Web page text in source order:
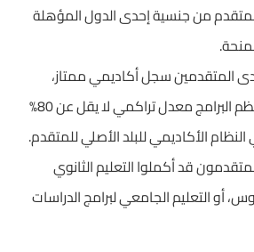
من جنسية إحدى الدول المؤهلة
المتقدمين سجل أكاديمي ممتاز،
حيث تتطلب معظم البرامج معدل تراكمي لا يقل عن 80%
الأكاديمي للبلد الأصلي للمتقدم.
قد أكملوا التعليم الثانوي
أو التعليم الجامعي لبرامج الدراسات